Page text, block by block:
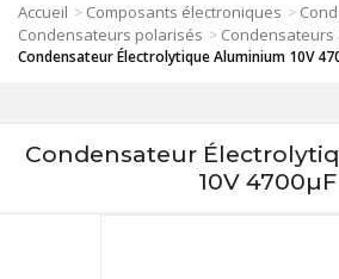
Accueil > Composants électroniques >
Condensateurs polarisés >
Condensateur Électrolytique Aluminium 10V
Condensateur
10V 4700µF